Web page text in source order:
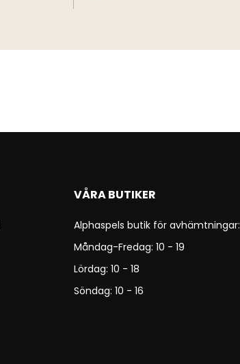
VÅRA BUTIKER
Alphaspels butik för avhämtningar:
Måndag-Fredag: 10 - 19
Lördag: 10 - 18
Söndag: 10 - 16